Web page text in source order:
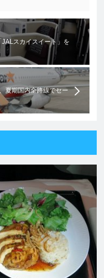
スカイスイート」を
初導入
夏期国内全路線でセー
～